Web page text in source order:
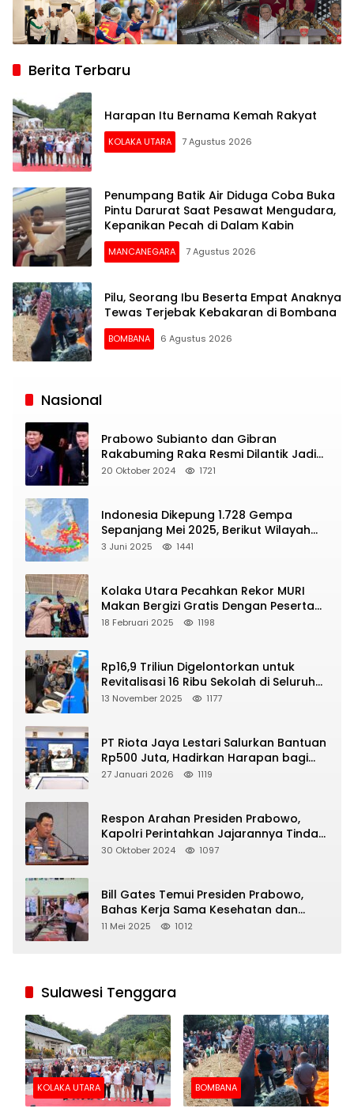
Berita Terbaru
Harapan Itu Bernama Kemah Rakyat
KOLAKA UTARA 7 Agustus 2026
Penumpang Batik Air Diduga Coba Buka
Pintu Darurat Saat Pesawat Mengudara,
Kepanikan Pecah di Dalam Kabin
MANCANEGARA 7 Agustus 2026
Pilu, Seorang Ibu Beserta Empat Anaknya
Tewas Terjebak Kebakaran di Bombana
BOMBANA 6 Agustus 2026
Siaran
Nasional
Prabowo Subianto dan Gibran
Rakabuming Raka Resmi Dilantik Jadi
Presiden dan Wapres RI
20 Oktober 2024 1721
Indonesia Dikepung 1.728 Gempa
Sepanjang Mei 2025, Berikut Wilayah
Yang Intens Diguncang!
3 Juni 2025 1441
Kolaka Utara Pecahkan Rekor MURI
Makan Bergizi Gratis Dengan Peserta
Terbanyak
18 Februari 2025 1198
Rp16,9 Triliun Digelontorkan untuk
Revitalisasi 16 Ribu Sekolah di Seluruh
Indonesia
13 November 2025 1177
PT Riota Jaya Lestari Salurkan Bantuan
Rp500 Juta, Hadirkan Harapan bagi
Korban Bencana di Sumatera
27 Januari 2026 1119
Respon Arahan Presiden Prabowo,
Kapolri Perintahkan Jajarannya Tindak
Tegas Pelaku Judi Online
30 Oktober 2024 1097
Bill Gates Temui Presiden Prabowo,
Bahas Kerja Sama Kesehatan dan
Program Makan Bergizi Gratis
11 Mei 2025 1012
Sulawesi Tenggara
KOLAKA UTARA BOMBANA